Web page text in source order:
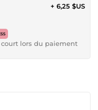
+ 6,25 $US
lors du paiement